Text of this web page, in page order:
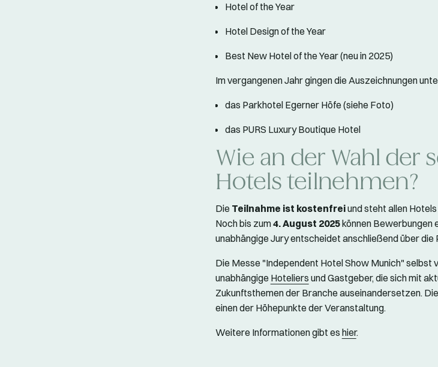
Hotel of the Year
Hotel Design of the Year
Best New Hotel of the Year (neu in 2025)
Im vergangenen Jahr gingen die Auszeichnungen
das Parkhotel Egerner Höfe (siehe Foto)
das PURS Luxury Boutique Hotel
Wie an der Wahl der
Hotels teilnehmen?
Die Teilnahme ist kostenfreiund steht allen
Noch bis zum4. August 2025können Bewerbungen
unabhängige Jury entscheidet anschließend über
Die Messe "Independent Hotel Show Munich" selbst
unabhängige Hoteliers und Gastgeber, die sich mit
Zukunftsthemen der Branche auseinandersetzen.
einen der Höhepunkte der Veranstaltung.
Weitere Informationen gibt es hier.